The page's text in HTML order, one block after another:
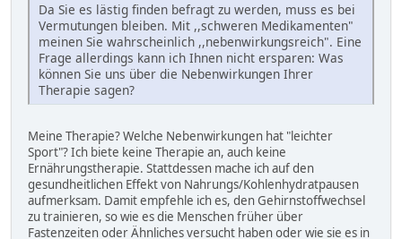
Da Sie es lästig finden befragt zu werden, muss es bei
Vermutungen bleiben. Mit ,,schweren Medikamenten"
meinen Sie wahrscheinlich ,,nebenwirkungsreich". Eine
Frage allerdings kann ich Ihnen nicht ersparen: Was
können Sie uns über die Nebenwirkungen Ihrer
Therapie sagen?
Meine Therapie? Welche Nebenwirkungen hat "leichter
Sport"? Ich biete keine Therapie an, auch keine
Ernährungstherapie. Stattdessen mache ich auf den
gesundheitlichen Effekt von Nahrungs/Kohlenhydratpausen
aufmerksam. Damit empfehle ich es, den Gehirnstoffwechsel
zu trainieren, so wie es die Menschen früher über
Fastenzeiten oder Ähnliches versucht haben oder wie sie es in